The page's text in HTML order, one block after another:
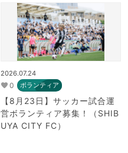
2026.07.24
0 ボランティア
【8月23日】サッカー試合運
営ボランティア募集！（SHIB
UYA CITY FC）